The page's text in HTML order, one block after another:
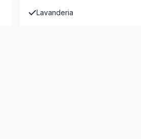
Lavanderia